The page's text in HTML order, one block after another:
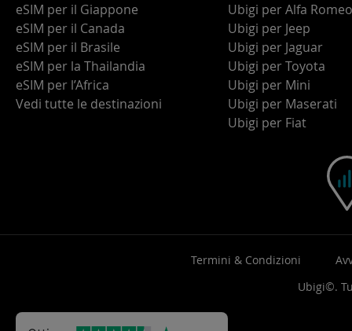
eSIM per il Giappone
eSIM per il Canada
eSIM per il Brasile
eSIM per la Thailandia
eSIM per l’Africa
Vedi tutte le destinazioni
Ubigi per Alfa Romeo
Ubigi per Jeep
Ubigi per Jaguar
Ubigi per Toyota
Ubigi per Mini
Ubigi per Maserati
Ubigi per Fiat
Termini & Condizioni
Ubigi©.